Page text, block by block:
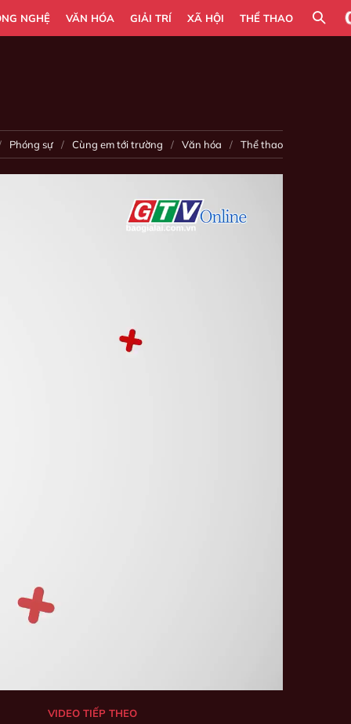
NGHỆ VĂN HÓA GIẢI TRÍ XÃ HỘI THỂ THAO
Phóng sự Cùng em tới trường Văn hóa Thể thao
VIDEO TIẾP THEO